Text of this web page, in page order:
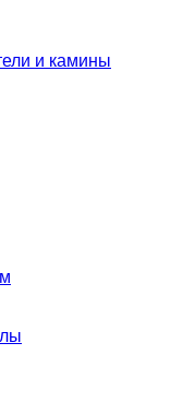
и камины